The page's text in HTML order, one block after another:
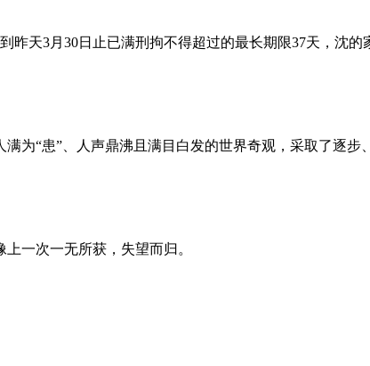
昨天3月30日止已满刑拘不得超过的最长期限37天，沈
为“患”、人声鼎沸且满目白发的世界奇观，采取了逐
一次一无所获，失望而归。